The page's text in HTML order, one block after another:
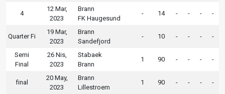
4
12 Mar,
2023
Brann
FK Haugesund
- 14 - - - -
Quarter Fi
19 Mar,
2023
Brann
Sandefjord
- 10 - - - -
Semi
Final
26 Nis,
2023
Stabaek
Brann
1 90 - - - -
final
20 May,
2023
Brann
Lillestroem
1 90 - - - -